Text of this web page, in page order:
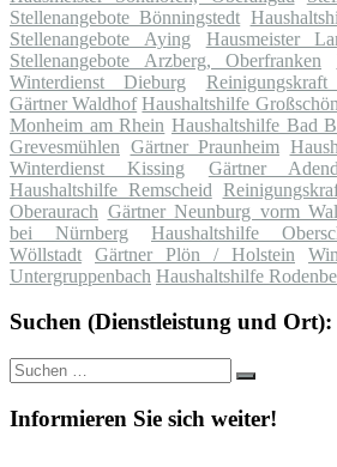
Stellenangebote Bönningstedt
Stellenangebote Aying
Hausmeister
Stellenangebote Arzberg, Oberfranken
Winterdienst Dieburg
Gärtner Waldhof Haushaltshilfe
Monheim am Rhein Haushaltshilfe Bad
Grevesmühlen Gärtner Praunheim
Winterdienst Kissing
Gärtner
Haushaltshilfe Remscheid
Oberaurach Gärtner Neunburg vorm
bei Nürnberg
Haushaltshilfe
Wöllstadt
Gärtner Plön / Holstein
Untergruppenbach Haushaltshilfe
Suchen (Dienstleistung und Ort):
Suche
nach:
Suchen
Informieren Sie sich weiter!